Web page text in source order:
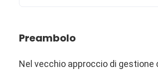
Preambolo
Nel vecchio approccio di